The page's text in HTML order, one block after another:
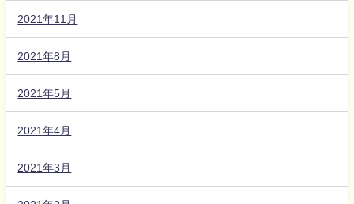
2021年11月
2021年8月
2021年5月
2021年4月
2021年3月